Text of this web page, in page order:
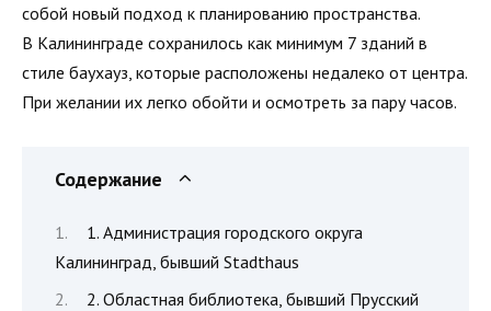
собой новый подход к планированию пространства.
В Калининграде сохранилось как минимум 7 зданий в
стиле баухауз, которые расположены недалеко от центра.
При желании их легко обойти и осмотреть за пару часов.
Содержание
1. Администрация городского округа
Калининград, бывший Stadthaus
2. Областная библиотека, бывший Прусский